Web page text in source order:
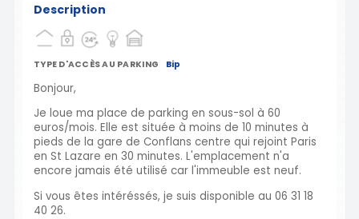
Description
TYPE D'ACCÈS AU PARKING Bip
Bonjour,
Je loue ma place de parking en sous-sol à 60
euros/mois. Elle est située à moins de 10 minutes à
pieds de la gare de Conflans centre qui rejoint Paris
en St Lazare en 30 minutes. L'emplacement n'a
encore jamais été utilisé car l'immeuble est neuf.
Si vous êtes intéréssés, je suis disponible au 06 31 18
40 26.